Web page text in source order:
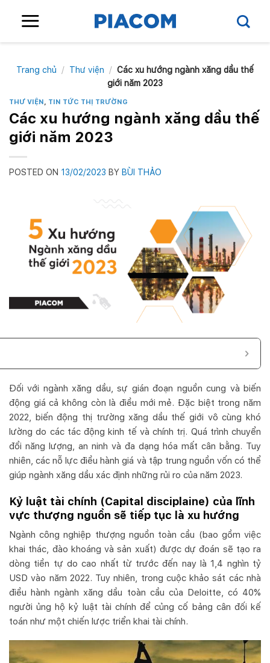
Trang chủ / Thư viện / Các xu hướng ngành xăng dầu thế
giới năm 2023
THƯ VIỆN, TIN TỨC THỊ TRƯỜNG
Các xu hướng ngành xăng dầu thế
giới năm 2023
POSTED ON 13/02/2023 BY BÙI THẢO
Đối với ngành xăng dầu, sự gián đoạn nguồn cung và biến
động giá cả không còn là điều mới mẻ. Đặc biệt trong năm
2022, biến động thị trường xăng dầu thế giới vô cùng khó
lường do các tác động kinh tế và chính trị. Quá trình chuyển
đổi năng lượng, an ninh và đa dạng hóa mất cân bằng. Tuy
nhiên, các nỗ lực điều hành giá và tập trung nguồn vốn có thể
giúp ngành xăng dầu xác định những rủi ro của năm 2023.
Kỷ luật tài chính (Capital disciplaine) của lĩnh
vực thượng nguồn sẽ tiếp tục là xu hướng
Ngành công nghiệp thượng nguồn toàn cầu (bao gồm việc
khai thác, đào khoáng và sản xuất) được dự đoán sẽ tạo ra
dòng tiền tự do cao nhất từ trước đến nay là 1,4 nghìn tỷ
USD vào năm 2022. Tuy nhiên, trong cuộc khảo sát các nhà
điều hành ngành xăng dầu toàn cầu của Deloitte, có 40%
người ủng hộ kỷ luật tài chính để củng cố bảng cân đối kế
toán như một chiến lược triển khai tài chính.